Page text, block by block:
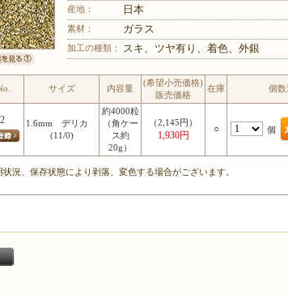
産地： 日本
素材： ガラス
加工の種類： スキ、ツヤ有り、着色、外銀
サイズ 内容量
(希望小売価格)
販売価格
在庫 個数
1.6mm デリカ
(11/0)
約4000粒
（角ケー
ス約
20g）
（2,145円）
1,930円
○ 個
状況、保存状態により剥落、変色する場合がございます。